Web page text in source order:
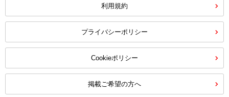
利用規約
プライバシーポリシー
Cookieポリシー
掲載ご希望の方へ